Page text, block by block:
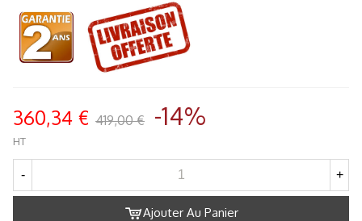
360,34 € 419,00 € -14%
HT
- +
Ajouter Au Panier